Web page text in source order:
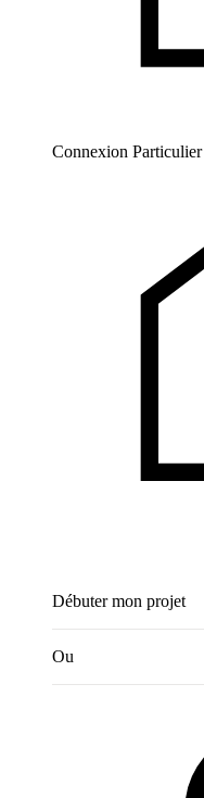
Connexion Particulier
Débuter mon projet
Ou